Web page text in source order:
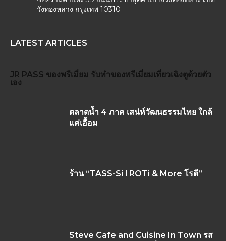
วังทองหลาง กรุงเทพ 10310
LATEST ARTICLES
JR PASS ของพรีเมี่ยม รับทำของพรีเมี่ยมเที่ยวเฉิงตูด้วยตัว
เอง
ตลาดน้ำ 4 ภาค เสน่ห์วัฒนธรรมไทย ใกล้
แค่เอื้อม
ร้าน “TASS-Si l ROTi & More โรตี”
Steve Cafe and Cuisine In Town รส